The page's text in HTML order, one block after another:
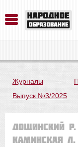
Журналы —
Выпуск №3/2025
Дощинский
Каминская